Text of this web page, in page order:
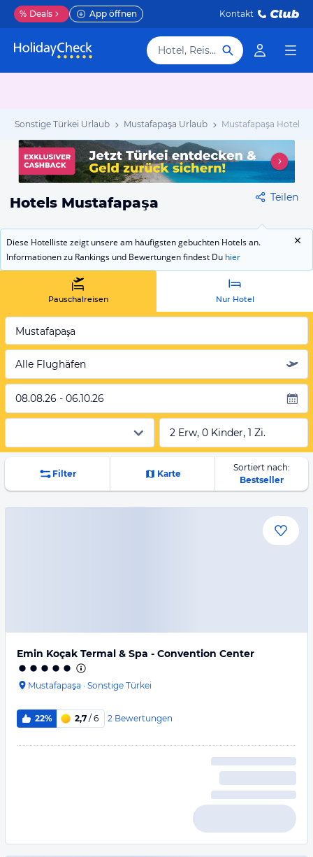
% Deals App öffnen Kontakt
Hotel, Reiseziel
Sonstige Türkei Urlaub Mustafapaşa Urlaub Mustafapaşa Hotels
Hotels Mustafapaşa Teilen
Diese Hotelliste zeigt unsere am häufigsten gebuchten Hotels an.
Informationen zu Rankings und Bewertungen findest Du hier
Pauschalreisen Nur Hotel
Mustafapaşa
Alle Flughäfen
08.08.26 - 06.10.26
2 Erw, 0 Kinder, 1 Zi.
Filter Karte
Sortiert nach:
Bestseller
Emin Koçak Termal & Spa - Convention Center
Mustafapaşa · Sonstige Türkei
22% 2,7 / 6 2 Bewertungen